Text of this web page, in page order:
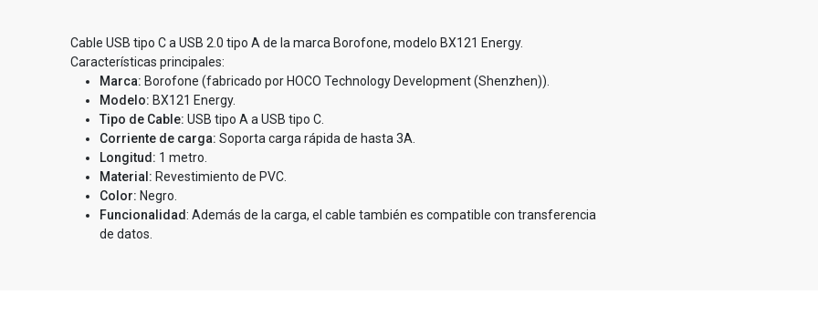
Cable USB tipo C a USB 2.0 tipo A de la marca Borofone, modelo BX121 Energy.
Características principales:
Marca: Borofone (fabricado por HOCO Technology Development (Shenzhen)).
Modelo: BX121 Energy.
Tipo de Cable: USB tipo A a USB tipo C.
Corriente de carga: Soporta carga rápida de hasta 3A.
Longitud: 1 metro.
Material: Revestimiento de PVC.
Color: Negro.
Funcionalidad: Además de la carga, el cable también es compatible con transferencia
de datos.